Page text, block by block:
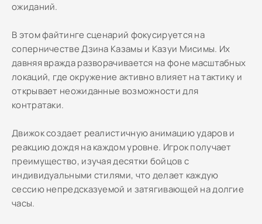
ожиданий.
В этом файтинге сценарий фокусируется на
соперничестве Дзина Казамы и Казуи Мисимы. Их
давняя вражда разворачивается на фоне масштабных
локаций, где окружение активно влияет на тактику и
открывает неожиданные возможности для
контратаки.
Движок создает реалистичную анимацию ударов и
реакцию дождя на каждом уровне. Игрок получает
преимущество, изучая десятки бойцов с
индивидуальными стилями, что делает каждую
сессию непредсказуемой и затягивающей на долгие
часы.